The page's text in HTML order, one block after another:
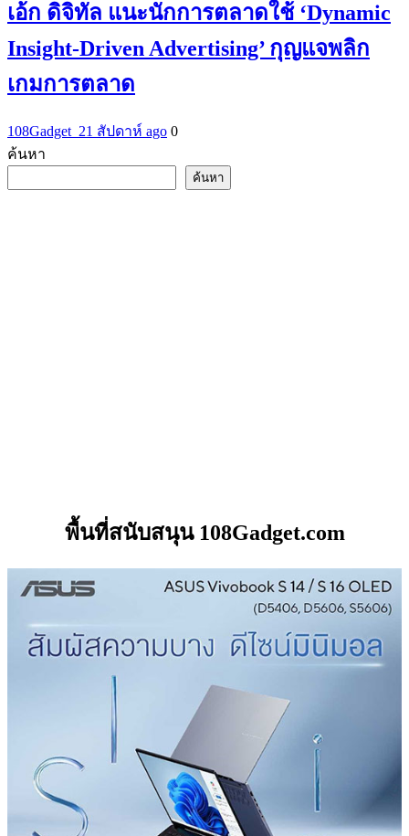
เอ้ก ดิจิทัล แนะนักการตลาดใช้ ‘Dynamic
Insight-Driven Advertising’ กุญแจพลิก
เกมการตลาด
108Gadget_21 สัปดาห์ ago 0
ค้นหา
ค้นหา
พื้นที่สนับสนุน 108Gadget.com